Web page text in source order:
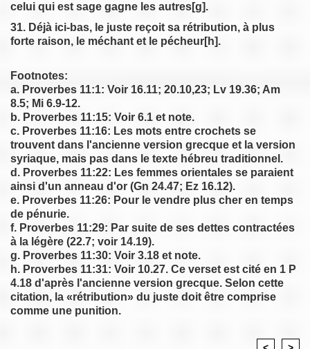
celui qui est sage gagne les autres[g].
31. Déjà ici-bas, le juste reçoit sa rétribution, à plus
forte raison, le méchant et le pécheur[h].
Footnotes:
a. Proverbes 11:1: Voir 16.11; 20.10,23; Lv 19.36; Am
8.5; Mi 6.9-12.
b. Proverbes 11:15: Voir 6.1 et note.
c. Proverbes 11:16: Les mots entre crochets se
trouvent dans l'ancienne version grecque et la version
syriaque, mais pas dans le texte hébreu traditionnel.
d. Proverbes 11:22: Les femmes orientales se paraient
ainsi d'un anneau d'or (Gn 24.47; Ez 16.12).
e. Proverbes 11:26: Pour le vendre plus cher en temps
de pénurie.
f. Proverbes 11:29: Par suite de ses dettes contractées
à la légère (22.7; voir 14.19).
g. Proverbes 11:30: Voir 3.18 et note.
h. Proverbes 11:31: Voir 10.27. Ce verset est cité en 1 P
4.18 d'après l'ancienne version grecque. Selon cette
citation, la «rétribution» du juste doit être comprise
comme une punition.